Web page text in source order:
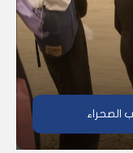
الصحراء